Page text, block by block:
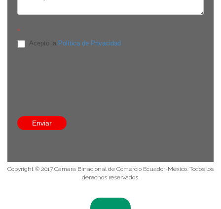
*
Acepto la Política de Privacidad
Enviar
Copyright © 2017 Cámara Binacional de Comercio Ecuador-México. Todos los
derechos reservados.